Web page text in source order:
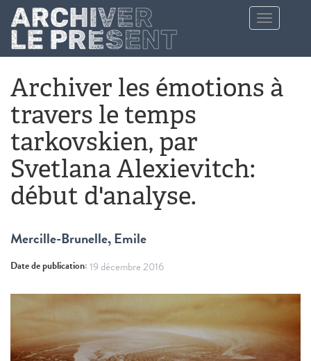
Aller au contenu principal
Toggle
navigation
Archiver les émotions à
travers le temps
tarkovskien, par
Svetlana Alexievitch:
début d'analyse.
Mercille-Brunelle, Emile
Date de publication:19 décembre 2016